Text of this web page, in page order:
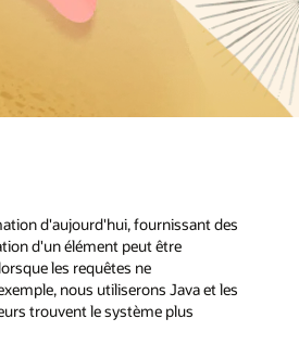
d'aujourd'hui, fournissant des
d'un élément peut être
les requêtes ne
nous utiliserons Java et les
trouvent le système plus